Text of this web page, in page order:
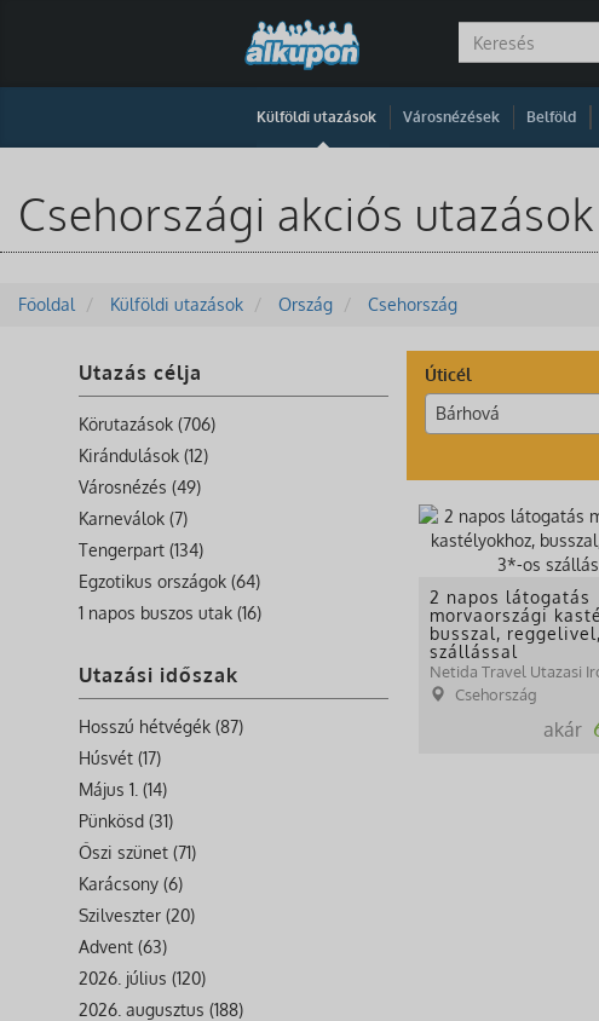
Külföldi utazások Városnézések Belföld
Csehországi akciós
Főoldal Külföldi utazások Ország Csehország
Utazás célja
Körutazások (706)
Kirándulások (12)
Városnézés (49)
Karneválok (7)
Tengerpart (134)
Egzotikus országok (64)
1 napos buszos utak (16)
Utazási időszak
Hosszú hétvégék (87)
Húsvét (17)
Május 1. (14)
Pünkösd (31)
Őszi szünet (71)
Karácsony (6)
Szilveszter (20)
Advent (63)
2026. július (120)
2026. augusztus (188)
Úticél
Bárhová
2 napos látogatás
morvaországi
busszal,
szállással
Netida Travel Utazasi
Csehország
akár